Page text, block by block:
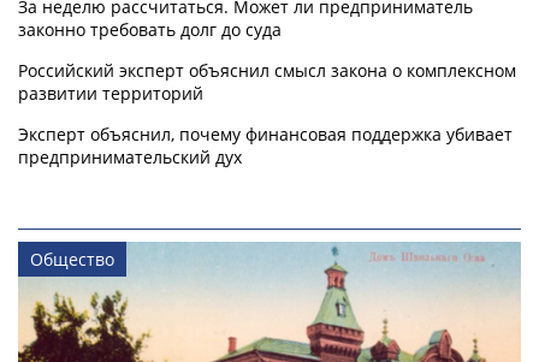
За неделю рассчитаться. Может ли предприниматель
законно требовать долг до суда
Российский эксперт объяснил смысл закона о комплексном
развитии территорий
Эксперт объяснил, почему финансовая поддержка убивает
предпринимательский дух
Общество